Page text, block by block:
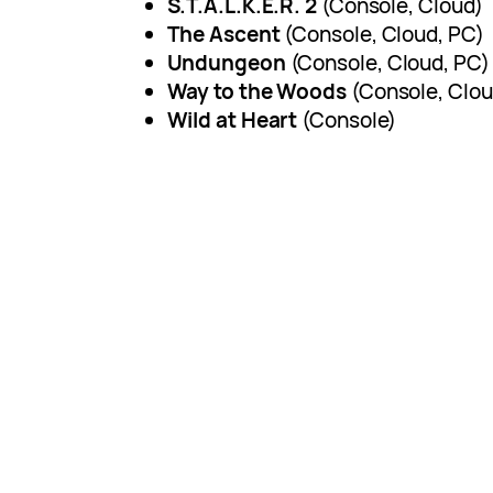
S.T.A.L.K.E.R. 2 (Console, Cloud)
The Ascent(Console, Cloud, PC)
Undungeon (Console, Cloud, PC)
Way to the Woods (Console,
Wild at Heart (Console)